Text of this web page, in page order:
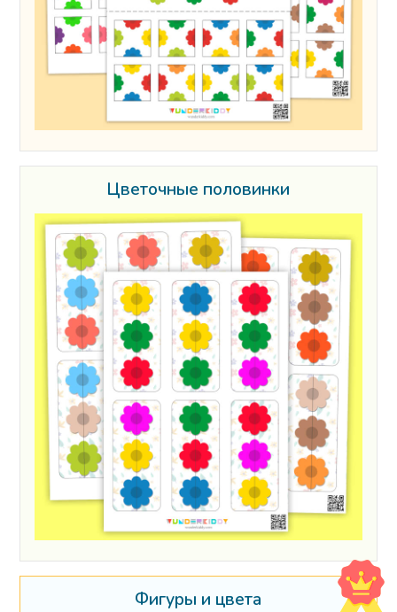
Цветочные половинки
Фигуры и цвета